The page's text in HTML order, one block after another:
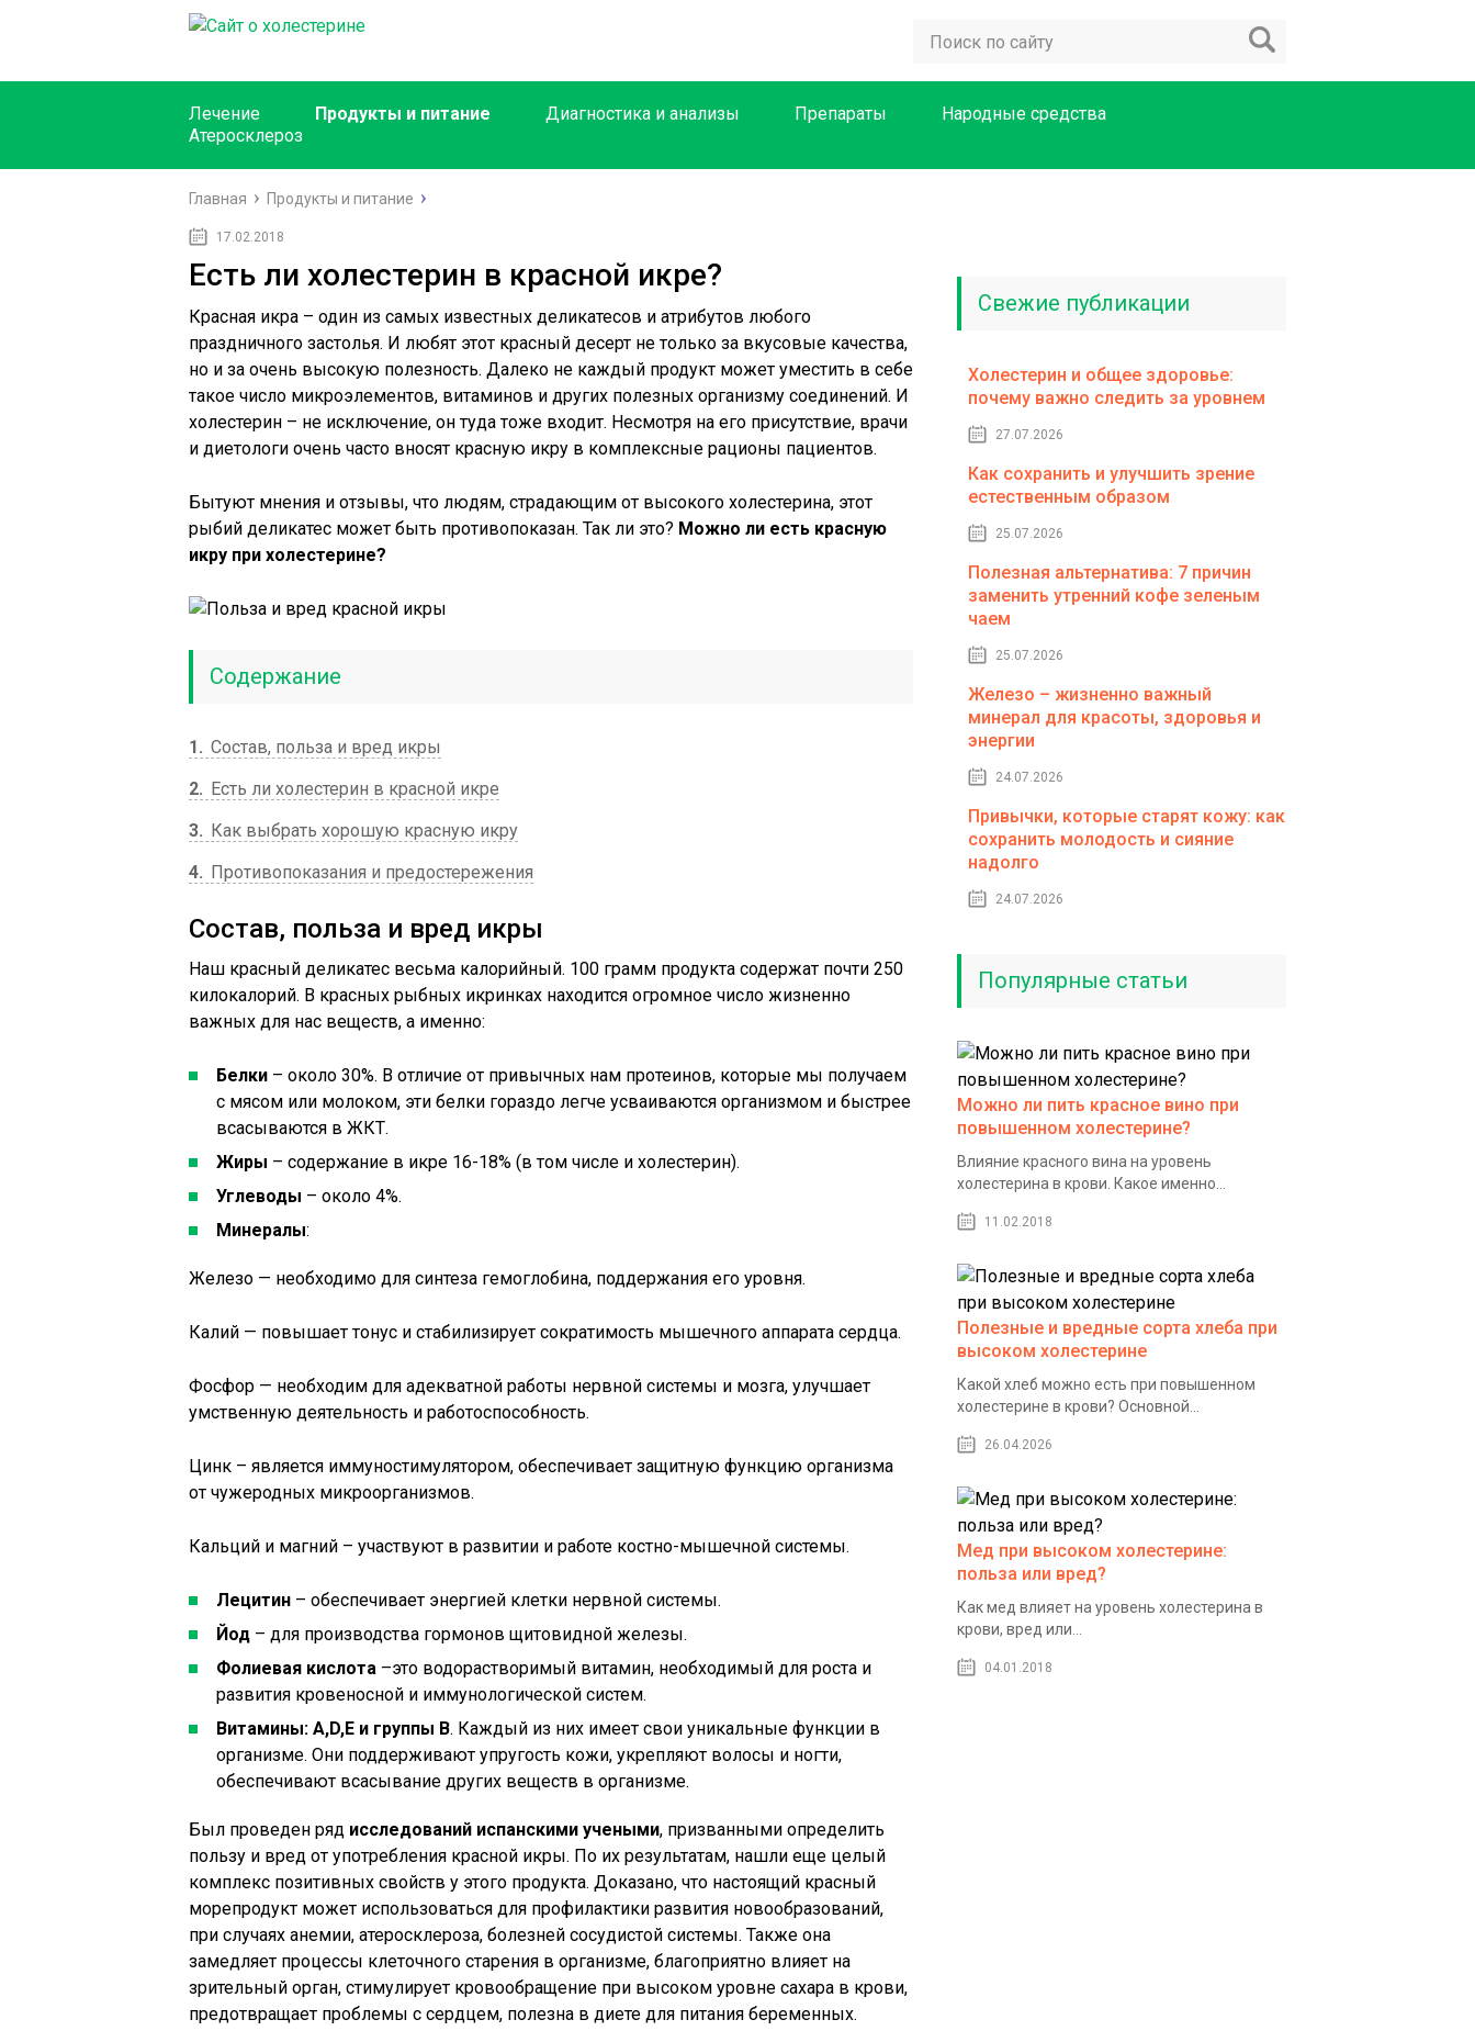
Лечение Продукты и питание Диагностика и анализы Препараты
Народные средства
Атеросклероз
Главная Продукты и питание
17.02.2018
Есть ли холестерин в красной икре?
Красная икра – один из самых известных деликатесов и атрибутов любого
праздничного застолья. И любят этот красный десерт не только за вкусовые качества,
но и за очень высокую полезность. Далеко не каждый продукт может уместить в себе
такое число микроэлементов, витаминов и других полезных организму соединений. И
холестерин – не исключение, он туда тоже входит. Несмотря на его присутствие, врачи
и диетологи очень часто вносят красную икру в комплексные рационы пациентов.
Бытуют мнения и отзывы, что людям, страдающим от высокого холестерина, этот
рыбий деликатес может быть противопоказан. Так ли это? Можно ли есть красную
икру при холестерине?
Содержание
1
Состав, польза и вред икры
2
Есть ли холестерин в красной икре
3
Как выбрать хорошую красную икру
4
Противопоказания и предостережения
Состав, польза и вред икры
Наш красный деликатес весьма калорийный. 100 грамм продукта содержат почти 250
килокалорий. В красных рыбных икринках находится огромное число жизненно
важных для нас веществ, а именно:
Белки – около 30%. В отличие от привычных нам протеинов, которые мы получаем
с мясом или молоком, эти белки гораздо легче усваиваются организмом и быстрее
всасываются в ЖКТ.
Жиры – содержание в икре 16-18% (в том числе и холестерин).
Углеводы – около 4%.
Минералы:
Железо — необходимо для синтеза гемоглобина, поддержания его уровня.
Калий — повышает тонус и стабилизирует сократимость мышечного аппарата сердца.
Фосфор — необходим для адекватной работы нервной системы и мозга, улучшает
умственную деятельность и работоспособность.
Цинк – является иммуностимулятором, обеспечивает защитную функцию организма
от чужеродных микроорганизмов.
Кальций и магний – участвуют в развитии и работе костно-мышечной системы.
Лецитин – обеспечивает энергией клетки нервной системы.
Йод – для производства гормонов щитовидной железы.
Фолиевая кислота –это водорастворимый витамин, необходимый для роста и
развития кровеносной и иммунологической систем.
Витамины: А,D,E и группы В. Каждый из них имеет свои уникальные функции в
организме. Они поддерживают упругость кожи, укрепляют волосы и ногти,
обеспечивают всасывание других веществ в организме.
Был проведен ряд исследований испанскими учеными, призванными определить
пользу и вред от употребления красной икры. По их результатам, нашли еще целый
комплекс позитивных свойств у этого продукта. Доказано, что настоящий красный
морепродукт может использоваться для профилактики развития новообразований,
при случаях анемии, атеросклероза, болезней сосудистой системы. Также она
замедляет процессы клеточного старения в организме, благоприятно влияет на
зрительный орган, стимулирует кровообращение при высоком уровне сахара в крови,
предотвращает проблемы с сердцем, полезна в диете для питания беременных.
Свежие публикации
Холестерин и общее здоровье:
почему важно следить за уровнем
27.07.2026
Как сохранить и улучшить зрение
естественным образом
25.07.2026
Полезная альтернатива: 7 причин
заменить утренний кофе зеленым
чаем
25.07.2026
Железо – жизненно важный
минерал для красоты, здоровья и
энергии
24.07.2026
Привычки, которые старят кожу: как
сохранить молодость и сияние
надолго
24.07.2026
Популярные статьи
Можно ли пить красное вино при
повышенном холестерине?
Влияние красного вина на уровень
холестерина в крови. Какое именно...
11.02.2018
Полезные и вредные сорта хлеба при
высоком холестерине
Какой хлеб можно есть при повышенном
холестерине в крови? Основной...
26.04.2026
Мед при высоком холестерине:
польза или вред?
Как мед влияет на уровень холестерина в
крови, вред или...
04.01.2018